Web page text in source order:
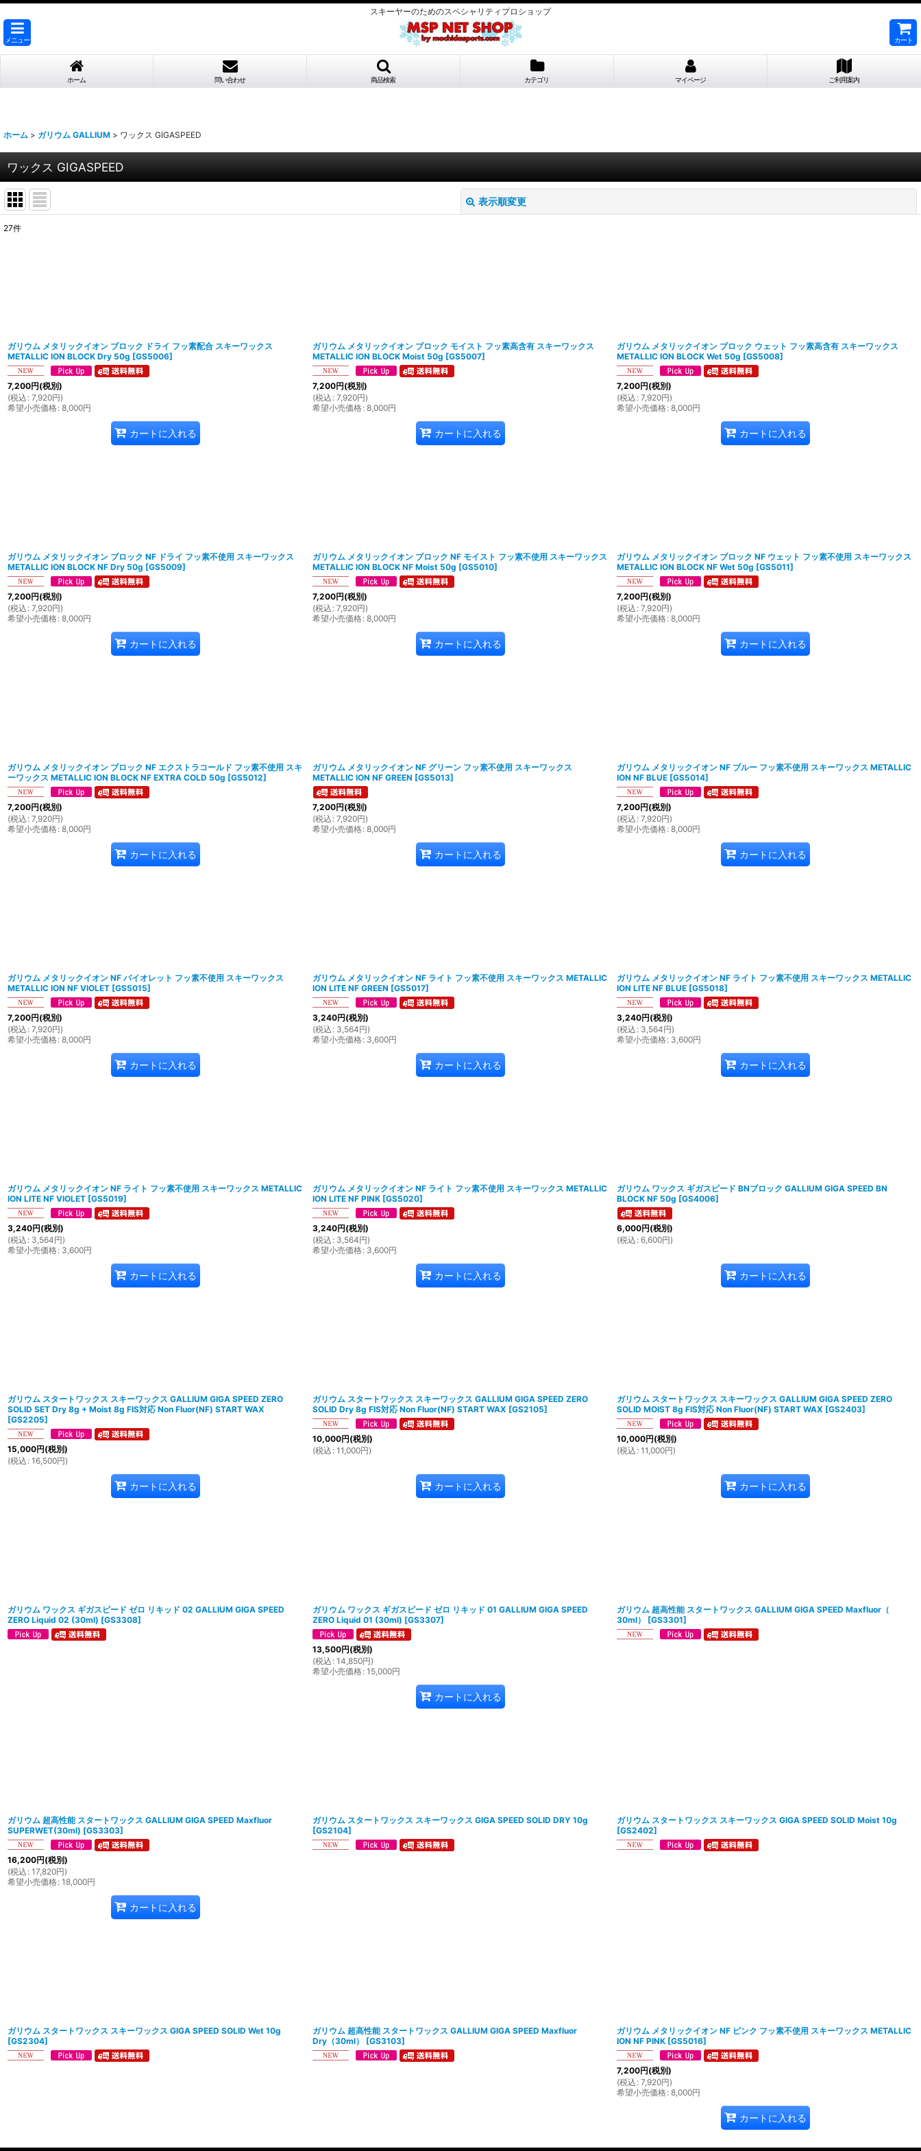
スキーヤーのためのスペシャリティプロショップ
メニュー カート
ホーム 問い合わせ 商品検索 カテゴリ マイページ ご利用案内
ホーム > ガリウム GALLIUM > ワックス GIGASPEED
ワックス GIGASPEED
表示順変更
27件
ガリウム メタリックイオン ブロック ドライ フッ素配合 スキーワックス
METALLIC ION BLOCK Dry 50g [GS5006]
7,200円(税別)
(税込 : 7,920円)
希望小売価格: 8,000円
カートに入れる
ガリウム メタリックイオン ブロック モイスト フッ素高含有 スキーワックス
METALLIC ION BLOCK Moist 50g [GS5007]
7,200円(税別)
(税込 : 7,920円)
希望小売価格: 8,000円
カートに入れる
ガリウム メタリックイオン ブロック ウェット フッ素高含有 スキーワックス
METALLIC ION BLOCK Wet 50g [GS5008]
7,200円(税別)
(税込 : 7,920円)
希望小売価格: 8,000円
カートに入れる
ガリウム メタリックイオン ブロック NF ドライ フッ素不使用 スキーワックス
METALLIC ION BLOCK NF Dry 50g [GS5009]
7,200円(税別)
(税込 : 7,920円)
希望小売価格: 8,000円
カートに入れる
ガリウム メタリックイオン ブロック NF モイスト フッ素不使用 スキーワックス
METALLIC ION BLOCK NF Moist 50g [GS5010]
7,200円(税別)
(税込 : 7,920円)
希望小売価格: 8,000円
カートに入れる
ガリウム メタリックイオン ブロック NF ウェット フッ素不使用 スキーワックス
METALLIC ION BLOCK NF Wet 50g [GS5011]
7,200円(税別)
(税込 : 7,920円)
希望小売価格: 8,000円
カートに入れる
ガリウム メタリックイオン ブロック NF エクストラコールド フッ素不使用 スキ
ーワックス METALLIC ION BLOCK NF EXTRA COLD 50g [GS5012]
7,200円(税別)
(税込 : 7,920円)
希望小売価格: 8,000円
カートに入れる
ガリウム メタリックイオン NF グリーン フッ素不使用 スキーワックス
METALLIC ION NF GREEN [GS5013]
7,200円(税別)
(税込 : 7,920円)
希望小売価格: 8,000円
カートに入れる
ガリウム メタリックイオン NF ブルー フッ素不使用 スキーワックス METALLIC
ION NF BLUE [GS5014]
7,200円(税別)
(税込 : 7,920円)
希望小売価格: 8,000円
カートに入れる
ガリウム メタリックイオン NF バイオレット フッ素不使用 スキーワックス
METALLIC ION NF VIOLET [GS5015]
7,200円(税別)
(税込 : 7,920円)
希望小売価格: 8,000円
カートに入れる
ガリウム メタリックイオン NF ライト フッ素不使用 スキーワックス METALLIC
ION LITE NF GREEN [GS5017]
3,240円(税別)
(税込 : 3,564円)
希望小売価格: 3,600円
カートに入れる
ガリウム メタリックイオン NF ライト フッ素不使用 スキーワックス METALLIC
ION LITE NF BLUE [GS5018]
3,240円(税別)
(税込 : 3,564円)
希望小売価格: 3,600円
カートに入れる
ガリウム メタリックイオン NF ライト フッ素不使用 スキーワックス METALLIC
ION LITE NF VIOLET [GS5019]
3,240円(税別)
(税込 : 3,564円)
希望小売価格: 3,600円
カートに入れる
ガリウム メタリックイオン NF ライト フッ素不使用 スキーワックス METALLIC
ION LITE NF PINK [GS5020]
3,240円(税別)
(税込 : 3,564円)
希望小売価格: 3,600円
カートに入れる
ガリウム ワックス ギガスピード BNブロック GALLIUM GIGA SPEED BN
BLOCK NF 50g [GS4006]
6,000円(税別)
(税込 : 6,600円)
カートに入れる
ガリウム スタートワックス スキーワックス GALLIUM GIGA SPEED ZERO
SOLID SET Dry 8g + Moist 8g FIS対応 Non Fluor(NF) START WAX
[GS2205]
15,000円(税別)
(税込 : 16,500円)
カートに入れる
ガリウム スタートワックス スキーワックス GALLIUM GIGA SPEED ZERO
SOLID Dry 8g FIS対応 Non Fluor(NF) START WAX [GS2105]
10,000円(税別)
(税込 : 11,000円)
カートに入れる
ガリウム スタートワックス スキーワックス GALLIUM GIGA SPEED ZERO
SOLID MOIST 8g FIS対応 Non Fluor(NF) START WAX [GS2403]
10,000円(税別)
(税込 : 11,000円)
カートに入れる
ガリウム ワックス ギガスピード ゼロ リキッド 02 GALLIUM GIGA SPEED
ZERO Liquid 02 (30ml) [GS3308]
ガリウム ワックス ギガスピード ゼロ リキッド 01 GALLIUM GIGA SPEED
ZERO Liquid 01 (30ml) [GS3307]
13,500円(税別)
(税込 : 14,850円)
希望小売価格: 15,000円
カートに入れる
ガリウム 超高性能 スタートワックス GALLIUM GIGA SPEED Maxfluor（
30ml）
[GS3301]
ガリウム 超高性能 スタートワックス GALLIUM GIGA SPEED Maxfluor
SUPERWET(30ml) [GS3303]
16,200円(税別)
(税込 : 17,820円)
希望小売価格: 18,000円
カートに入れる
ガリウム スタートワックス スキーワックス GIGA SPEED SOLID DRY 10g
[GS2104]
ガリウム スタートワックス スキーワックス GIGA SPEED SOLID Moist 10g
[GS2402]
ガリウム スタートワックス スキーワックス GIGA SPEED SOLID Wet 10g
[GS2304]
ガリウム 超高性能 スタートワックス GALLIUM GIGA SPEED Maxfluor
Dry（30ml） [GS3103]
ガリウム メタリックイオン NF ピンク フッ素不使用 スキーワックス METALLIC
ION NF PINK [GS5016]
7,200円(税別)
(税込 : 7,920円)
希望小売価格: 8,000円
カートに入れる